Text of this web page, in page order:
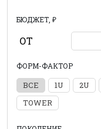
БЮДЖЕТ, ₽
ОТ
ФОРМ-ФАКТОР
ВСЕ 1U 2U
TOWER